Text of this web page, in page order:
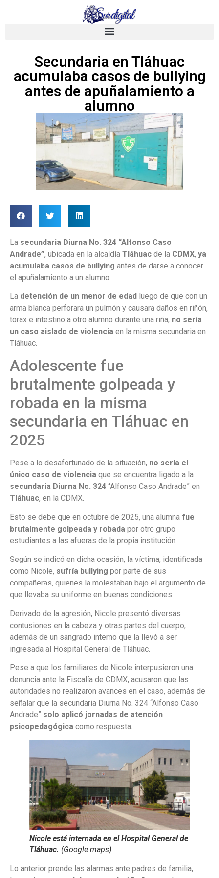
Secundaria en Tláhuac
acumulaba casos de bullying
antes de apuñalamiento a
alumno
La secundaria Diurna No. 324 “Alfonso Caso
Andrade”, ubicada en la alcaldía Tláhuac de la CDMX, ya
acumulaba casos de bullying antes de darse a conocer
el apuñalamiento a un alumno.
La detención de un menor de edad luego de que con un
arma blanca perforara un pulmón y causara daños en riñón,
tórax e intestino a otro alumno durante una riña, no sería
un caso aislado de violencia en la misma secundaria en
Tláhuac.
Adolescente fue
brutalmente golpeada y
robada en la misma
secundaria en Tláhuac en
2025
Pese a lo desafortunado de la situación, no sería el
único caso de violencia que se encuentra ligado a la
secundaria Diurna No. 324 “Alfonso Caso Andrade” en
Tláhuac, en la CDMX.
Esto se debe que en octubre de 2025, una alumna fue
brutalmente golpeada y robada por otro grupo
estudiantes a las afueras de la propia institución.
Según se indicó en dicha ocasión, la víctima, identificada
como Nicole, sufría bullying por parte de sus
compañeras, quienes la molestaban bajo el argumento de
que llevaba su uniforme en buenas condiciones.
Derivado de la agresión, Nicole presentó diversas
contusiones en la cabeza y otras partes del cuerpo,
además de un sangrado interno que la llevó a ser
ingresada al Hospital General de Tláhuac.
Pese a que los familiares de Nicole interpusieron una
denuncia ante la Fiscalía de CDMX, acusaron que las
autoridades no realizaron avances en el caso, además de
señalar que la secundaria Diurna No. 324 “Alfonso Caso
Andrade” solo aplicó jornadas de atención
psicopedagógica como respuesta.
Nicole está internada en el Hospital General de
Tláhuac. (Google maps)
Lo anterior prende las alarmas ante padres de familia,